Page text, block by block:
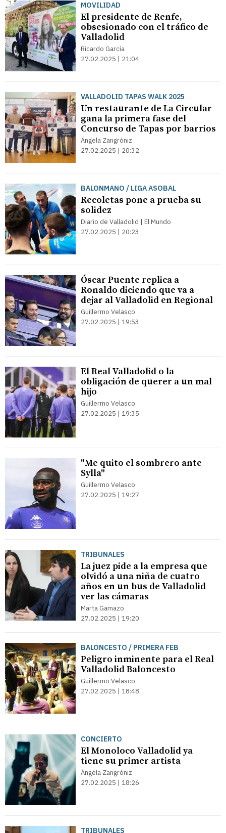
MOVILIDAD
El presidente de Renfe,
obsesionado con el tráfico de
Valladolid
Ricardo García
27.02.2025 | 21:04
VALLADOLID TAPAS WALK 2025
Un restaurante de La Circular
gana la primera fase del
Concurso de Tapas por barrios
Ángela Zangróniz
27.02.2025 | 20:32
BALONMANO / LIGA ASOBAL
Recoletas pone a prueba su
solidez
Diario de Valladolid | El Mundo
27.02.2025 | 20:23
Óscar Puente replica a
Ronaldo diciendo que va a
dejar al Valladolid en Regional
Guillermo Velasco
27.02.2025 | 19:53
El Real Valladolid o la
obligación de querer a un mal
hijo
Guillermo Velasco
27.02.2025 | 19:35
"Me quito el sombrero ante
Sylla"
Guillermo Velasco
27.02.2025 | 19:27
TRIBUNALES
La juez pide a la empresa que
olvidó a una niña de cuatro
años en un bus de Valladolid
ver las cámaras
Marta Gamazo
27.02.2025 | 19:20
BALONCESTO / PRIMERA FEB
Peligro inminente para el Real
Valladolid Baloncesto
Guillermo Velasco
27.02.2025 | 18:48
CONCIERTO
El Monoloco Valladolid ya
tiene su primer artista
Ángela Zangróniz
27.02.2025 | 18:26
TRIBUNALES